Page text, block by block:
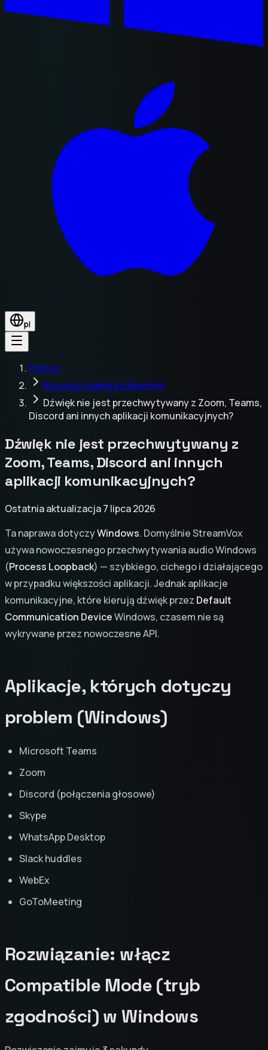
pl
Pomoc
Rozwiązywanie problemów
Dźwięk nie jest przechwytywany z Zoom, Teams,
Discord ani innych aplikacji komunikacyjnych?
Dźwięk nie jest przechwytywany z
Zoom, Teams, Discord ani innych
aplikacji komunikacyjnych?
Ostatnia aktualizacja 7 lipca 2026
Ta naprawa dotyczyWindows. Domyślnie StreamVox
używa nowoczesnego przechwytywania audio Windows
(Process Loopback) — szybkiego, cichego i działającego
w przypadku większości aplikacji. Jednak aplikacje
komunikacyjne, które kierują dźwięk przez Default
Communication DeviceWindows, czasem nie są
wykrywane przez nowoczesne API.
Aplikacje, których dotyczy
problem (Windows)
Microsoft Teams
Zoom
Discord (połączenia głosowe)
Skype
WhatsApp Desktop
Slack huddles
WebEx
GoToMeeting
Rozwiązanie: włącz
Compatible Mode (tryb
zgodności) w Windows